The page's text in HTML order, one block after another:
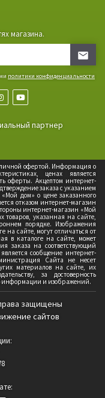
магазина.
политики конфиденциальности
партнер
офертой. Информация о
ценах является
оферты. Акцептом интернет-
заказа с указанием
дом» о цене заказанного
отказом интернет-магазин
интернет-магазин «Мой
товаров, указанная на сайте,
порядке. Изображения
на сайте, могут отличаться от
в каталоге на сайте, может
заказа на соответствующий
сообщение интернет-
Сайта не несет
материалов на сайте, их
за достоверность
информации и изображений.
защищены
сайтов